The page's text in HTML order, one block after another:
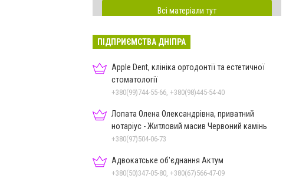
Всі матеріали тут
ПІДПРИЄМСТВА ДНІПРА
Apple Dent, клініка ортодонтії та естетичної
стоматології
+380(99)744-55-66, +380(98)445-54-40
Лопата Олена Олександрівна, приватний
нотаріус - Житловий масив Червоний камінь
+380(97)504-06-73
Адвокатське об'єднання Актум
+380(50)347-05-80, +380(67)566-47-09